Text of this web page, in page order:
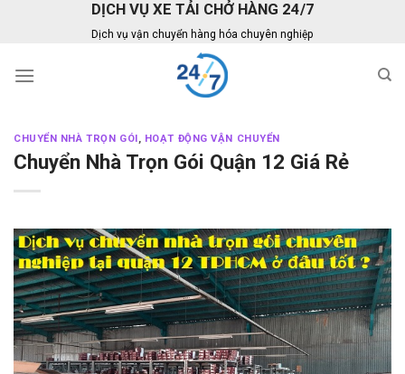
DỊCH VỤ XE TẢI CHỞ HÀNG 24/7
Dịch vụ vận chuyển hàng hóa chuyên nghiệp
CHUYỂN NHÀ TRỌN GÓI , HOẠT ĐỘNG VẬN CHUYỂN
Chuyển Nhà Trọn Gói Quận 12 Giá Rẻ